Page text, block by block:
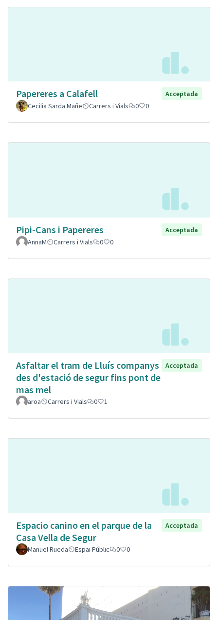
Papereres a Calafell
Acceptada
Cecilia Sarda Mañe
Carrers i Vials 0 0
Pipi-Cans i Papereres
Acceptada
AnnaM
Carrers i Vials 0 0
Asfaltar el tram de Lluís companys
des d'estació de segur fins pont de
mas mel
Acceptada
aroa Carrers i Vials 0 1
Espacio canino en el parque de la
Casa Vella de Segur
Acceptada
Manuel Rueda Espai Públic 0 0